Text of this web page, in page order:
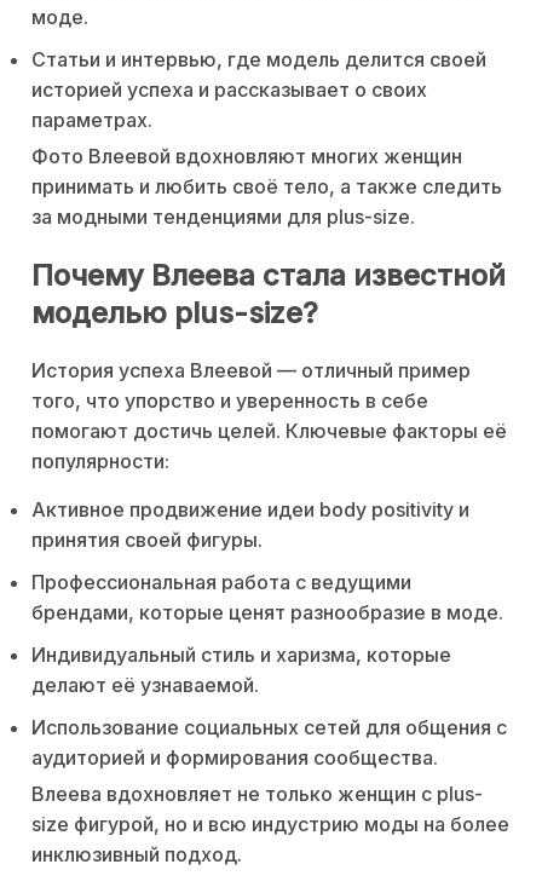
моде.
Статьи и интервью, где модель делится своей
историей успеха и рассказывает о своих
параметрах.
Фото Влеевой вдохновляют многих женщин
принимать и любить своё тело, а также следить
за модными тенденциями для plus-size.
Почему Влеева стала известной
моделью plus-size?
История успеха Влеевой — отличный пример
того, что упорство и уверенность в себе
помогают достичь целей. Ключевые факторы её
популярности:
Активное продвижение идеи body positivity и
принятия своей фигуры.
Профессиональная работа с ведущими
брендами, которые ценят разнообразие в моде.
Индивидуальный стиль и харизма, которые
делают её узнаваемой.
Использование социальных сетей для общения с
аудиторией и формирования сообщества.
Влеева вдохновляет не только женщин с plus-
size фигурой, но и всю индустрию моды на более
инклюзивный подход.